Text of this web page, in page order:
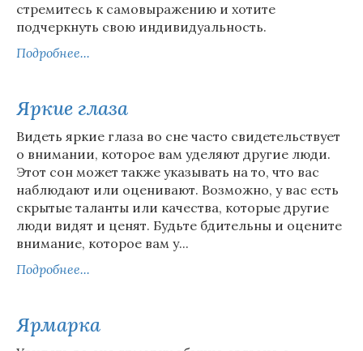
стремитесь к самовыражению и хотите
подчеркнуть свою индивидуальность.
Подробнее...
Яркие глаза
Видеть яркие глаза во сне часто свидетельствует
о внимании, которое вам уделяют другие люди.
Этот сон может также указывать на то, что вас
наблюдают или оценивают. Возможно, у вас есть
скрытые таланты или качества, которые другие
люди видят и ценят. Будьте бдительны и оцените
внимание, которое вам у...
Подробнее...
Ярмарка